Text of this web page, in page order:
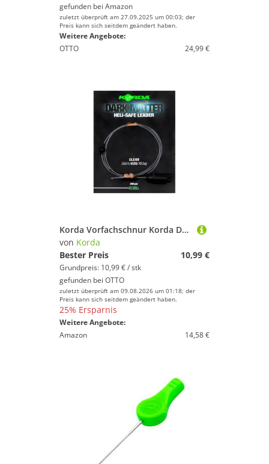
gefunden bei Amazon
zuletzt überprüft am 27.09.2025 um 00:03; der
Preis kann sich seitdem geändert haben.
Weitere Angebote:
OTTO
24,99 €
Korda Vorfachschnur Korda Dark Matter Leader Heli Safe 50cm 40lb - Karpfenvorfach, (1-St)
von Korda
Bester Preis
10,99 €
Grundpreis: 10,99 € / stk
gefunden bei OTTO
zuletzt überprüft am 09.08.2026 um 01:18; der
Preis kann sich seitdem geändert haben.
25% Ersparnis
Weitere Angebote:
Amazon
14,58 €